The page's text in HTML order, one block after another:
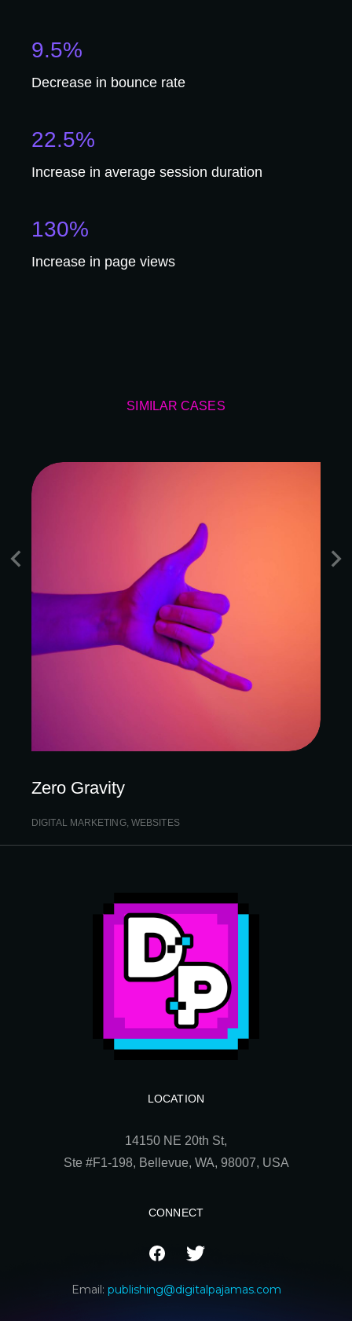
9.5%
Decrease in bounce rate
22.5%
Increase in average session duration
130%
Increase in page views
SIMILAR CASES
Zero Gravity
DIGITAL MARKETING, WEBSITES
LOCATION
14150 NE 20th St,
Ste #F1-198, Bellevue, WA, 98007, USA
CONNECT
Email: publishing@digitalpajamas.com